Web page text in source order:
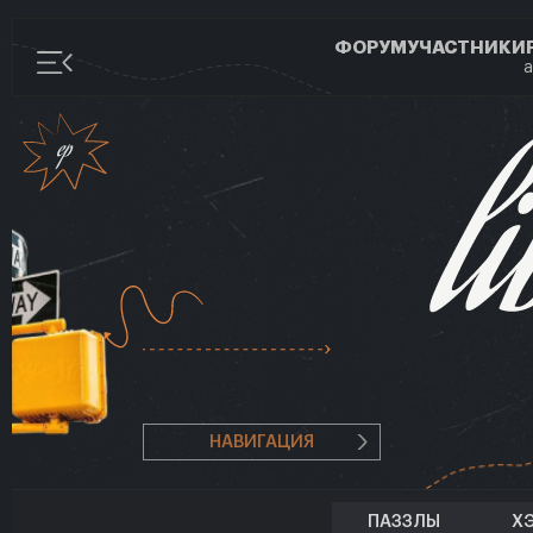
ФОРУМУЧАСТНИКИ
НАВИГАЦИЯ
ПАЗЗЛЫ